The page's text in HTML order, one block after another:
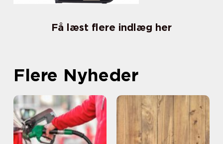
Få læst flere indlæg her
Flere Nyheder